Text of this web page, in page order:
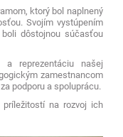
ktorý bol naplnený
Svojím vystúpením
dôstojnou súčasťou
reprezentáciu našej
zamestnancom
podporu a spoluprácu.
na rozvoj ich